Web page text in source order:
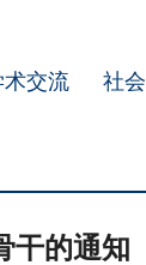
术交流 社
干的通知